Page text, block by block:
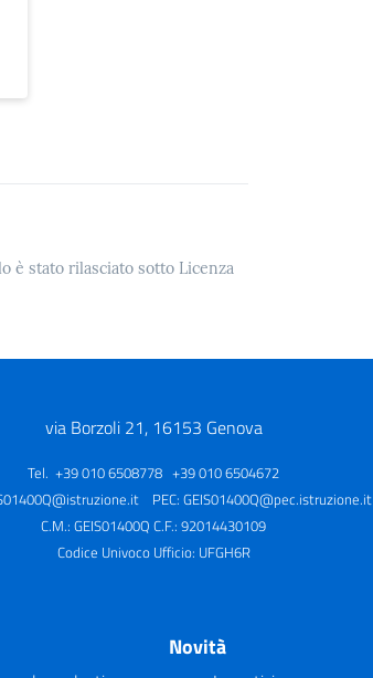
è stato rilasciato sotto Licenza
via Borzoli 21, 16153 Genova
Tel. +39 010 6508778 +39 010 6504672
PEC: GEIS01400Q@pec.istruzione.it
C.M.: GEIS01400Q C.F.: 92014430109
Codice Univoco Ufficio: UFGH6R
Novità